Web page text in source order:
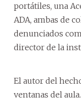
portátiles, una
ADA, ambas de
denunciados
director de la
El autor del
ventanas del